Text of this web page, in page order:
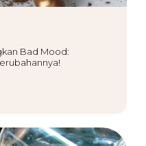
Bad Mood: